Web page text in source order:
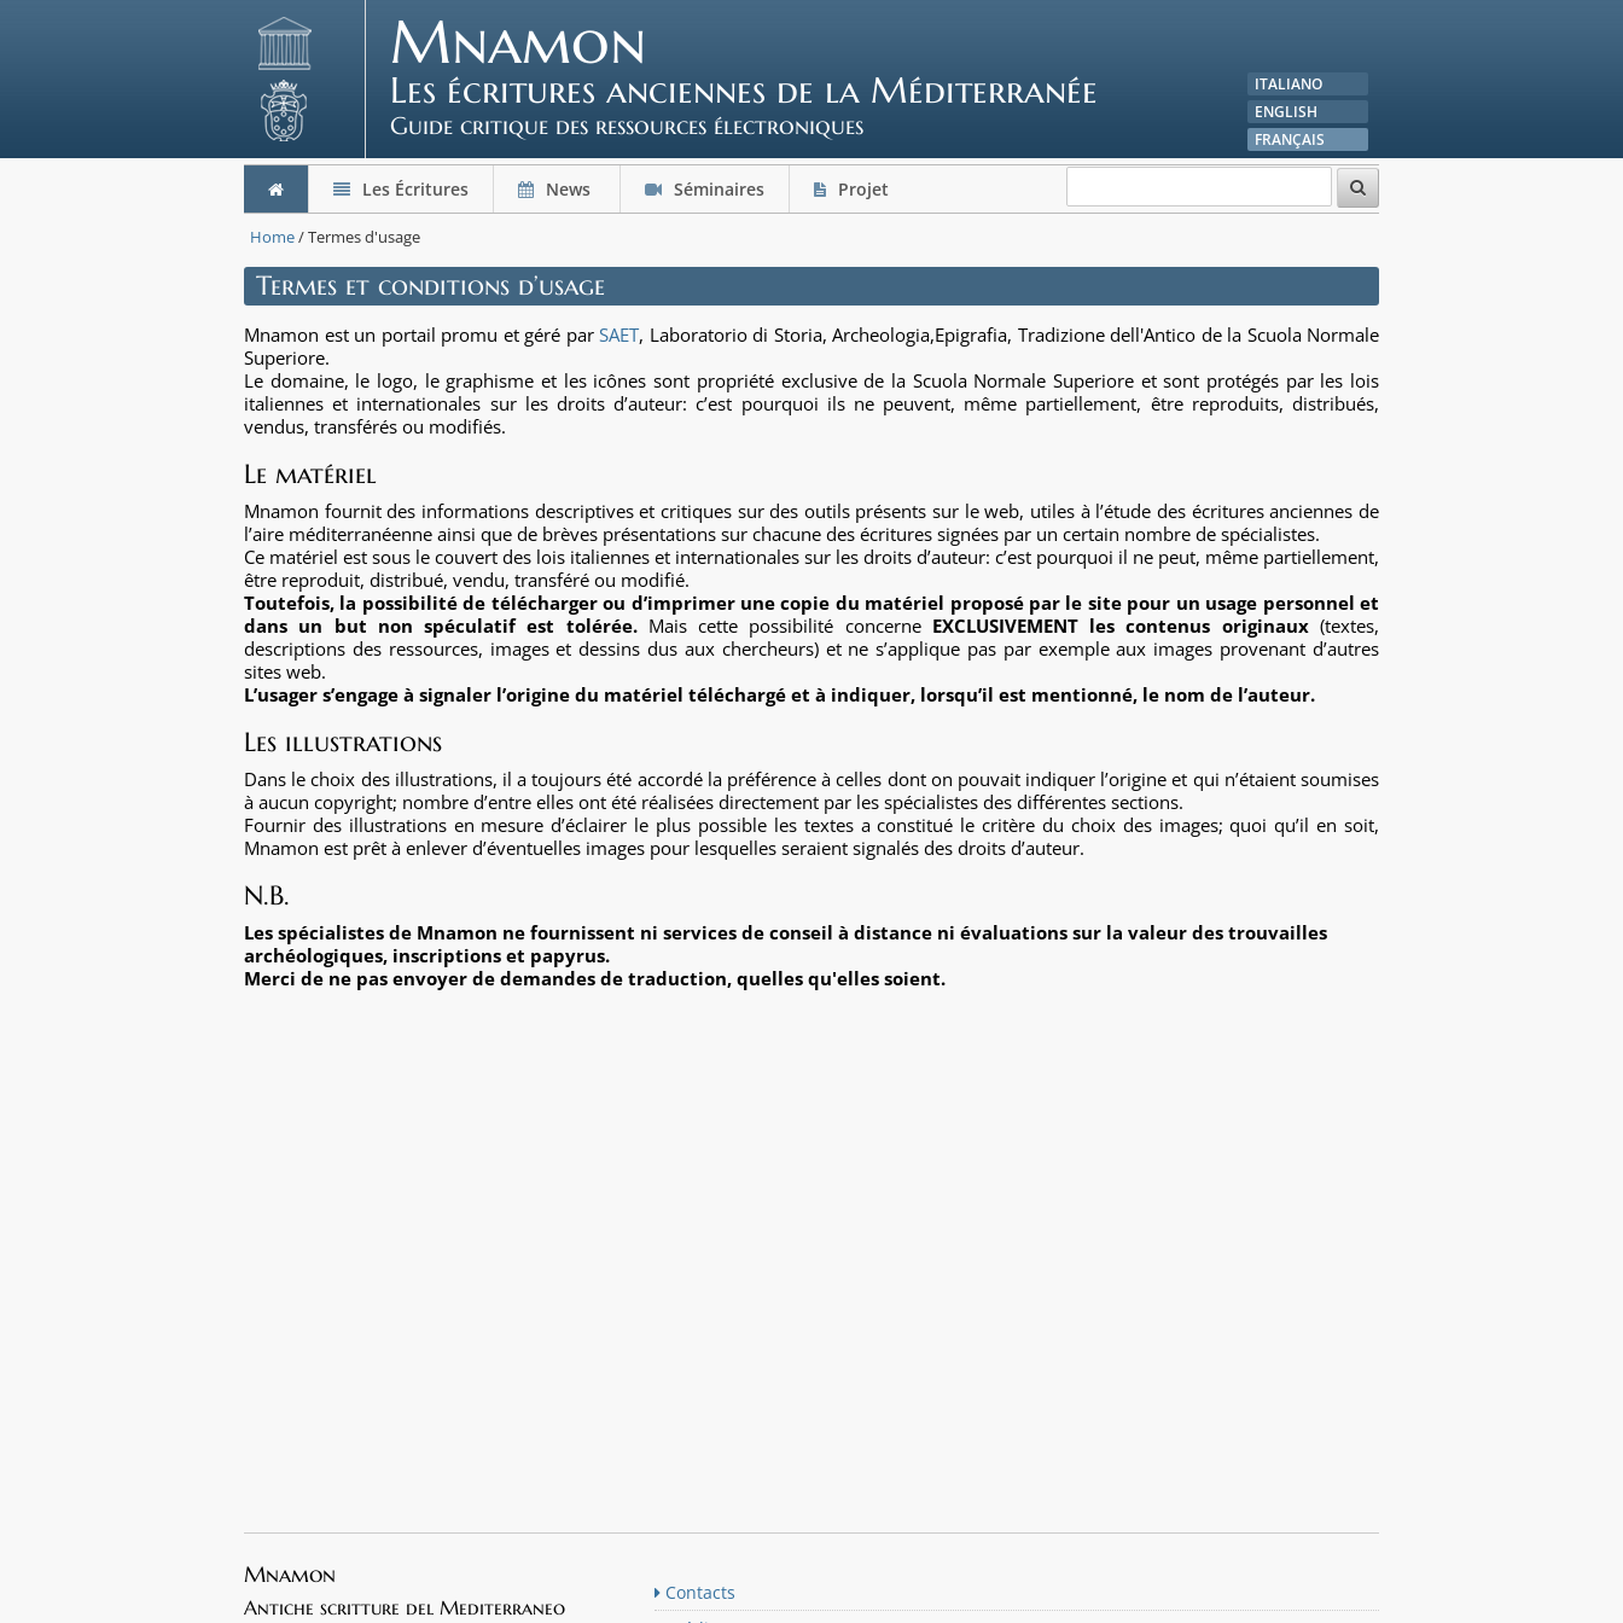
Mnamon
Les écritures anciennes de la Méditerranée
Guide critique des ressources électroniques
ITALIANO
ENGLISH
FRANÇAIS
Les Écritures News Séminaires Projet
Home/ Termes d'usage
Termes et conditions d’usage
Mnamon est un portail promu et géré par SAET, Laboratorio di Storia, Archeologia,Epigrafia, Tradizione dell'Antico de la Scuola Normale
Superiore.
Le domaine, le logo, le graphisme et les icônes sont propriété exclusive de la Scuola Normale Superiore et sont protégés par les lois
italiennes et internationales sur les droits d’auteur: c’est pourquoi ils ne peuvent, même partiellement, être reproduits, distribués,
vendus, transférés ou modifiés.
Le matériel
Mnamon fournit des informations descriptives et critiques sur des outils présents sur le web, utiles à l’étude des écritures anciennes de
l’aire méditerranéenne ainsi que de brèves présentations sur chacune des écritures signées par un certain nombre de spécialistes.
Ce matériel est sous le couvert des lois italiennes et internationales sur les droits d’auteur: c’est pourquoi il ne peut, même partiellement,
être reproduit, distribué, vendu, transféré ou modifié.
Toutefois, la possibilité de télécharger ou d’imprimer une copie du matériel proposé par le site pour un usage personnel et
dans un but non spéculatif est tolérée.Mais cette possibilité concerne EXCLUSIVEMENT les contenus originaux(textes,
descriptions des ressources, images et dessins dus aux chercheurs) et ne s’applique pas par exemple aux images provenant d’autres
sites web.
L’usager s’engage à signaler l’origine du matériel téléchargé et à indiquer, lorsqu’il est mentionné, le nom de l’auteur.
Les illustrations
Dans le choix des illustrations, il a toujours été accordé la préférence à celles dont on pouvait indiquer l’origine et qui n’étaient soumises
à aucun copyright; nombre d’entre elles ont été réalisées directement par les spécialistes des différentes sections.
Fournir des illustrations en mesure d’éclairer le plus possible les textes a constitué le critère du choix des images; quoi qu’il en soit,
Mnamon est prêt à enlever d’éventuelles images pour lesquelles seraient signalés des droits d’auteur.
N.B.
Les spécialistes de Mnamon ne fournissent ni services de conseil à distance ni évaluations sur la valeur des trouvailles
archéologiques, inscriptions et papyrus.
Merci de ne pas envoyer de demandes de traduction, quelles qu'elles soient.
Mnamon
Antiche scritture del Mediterraneo
Contacts